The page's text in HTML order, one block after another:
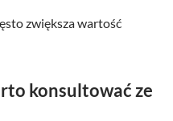
zwiększa wartość
konsultować ze